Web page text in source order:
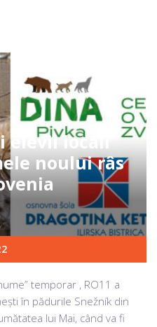
elevii locali
noului râs
temporar , RO11 a
în pădurile Snežník din
lui Mai, când va fi